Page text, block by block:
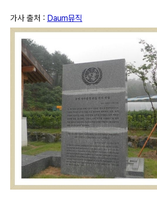
가사 출처 : Daum뮤직